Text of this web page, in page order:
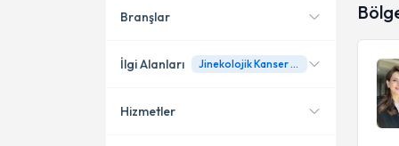
Kadıköy
Şişli
Konumuma yakın uzmanları
Branşlar
Kadın Hastalıkları ve Doğum
İlgi Alanları Jinekolojik Kanser Taraması (Smear, Endometrial Biopsi, Mammografi)
Hizmetler